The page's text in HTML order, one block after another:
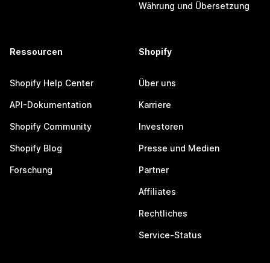
Währung und Übersetzung
Ressourcen
Shopify Help Center
API-Dokumentation
Shopify Community
Shopify Blog
Forschung
Shopify
Über uns
Karriere
Investoren
Presse und Medien
Partner
Affiliates
Rechtliches
Service-Status